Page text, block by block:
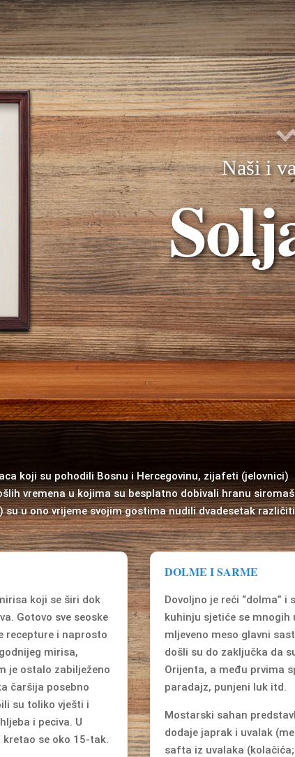
Naši i
koji su pohodili Bosnu i Hercegovinu, zijafeti
vremena u kojima su besplatno dobivali hranu
su u ono vrijeme svojim gostima nudili dvadesetak
koji se širi dok
Gotovo sve seoske
recepture i naprosto
mirisa,
je ostalo zabilježeno
čaršija posebno
su toliko vješti i
i peciva. U
se oko 15-tak.
DOLME I SARME
Dovoljno je reći “dolma”
kuhinju sjetiće se mnogih
mljeveno meso glavni
došli su do zaključka da
Orijenta, a među prvima
paradajz, punjeni luk itd.
Mostarski sahan
dodaje japrak i uvalak
safta iz uvalaka